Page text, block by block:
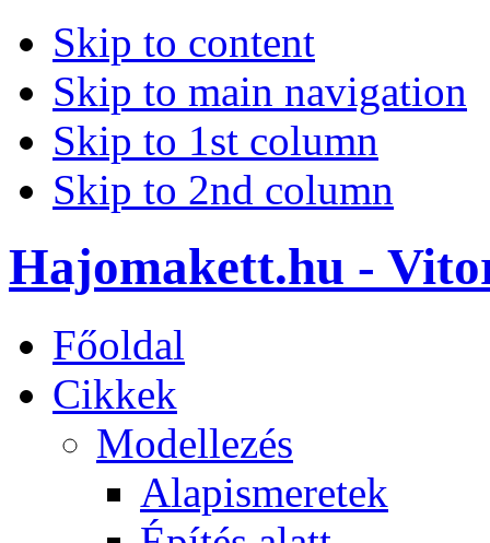
Skip to content
Skip to main navigation
Skip to 1st column
Skip to 2nd column
Hajomakett.hu -
Főoldal
Cikkek
Modellezés
Alapismeretek